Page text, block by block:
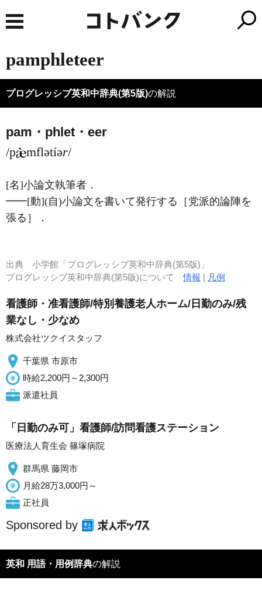
pamphleteer
プログレッシブ英和中辞典(第5版)の解説
pam・phlet・eer
/p mflətíər/
[名]小論文執筆者 ．
━━[動](自)小論文を書いて発行する［党派的論陣を
張る］
．
出典 小学館「プログレッシブ英和中辞典(第5版)」
プログレッシブ英和中辞典(第5版)について情報 凡例
看護師・准看護師/特別養護老人ホーム/日勤のみ/残
業なし・少なめ
株式会社ツクイスタッフ
千葉県 市原市
時給2,200円～2,300円
派遣社員
「日勤のみ可」看護師/訪問看護ステーション
医療法人育生会 篠塚病院
群馬県 藤岡市
月給28万3,000円～
正社員
Sponsored by
英和 用語・用例辞典の解説